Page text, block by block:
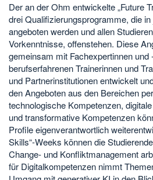
Der an der Ohm entwickelte „Future
drei Qualifizierungsprogramme, die
angeboten werden und allen
Vorkenntnisse, offenstehen. Diese
gemeinsam mit Fachexpertinnen
berufserfahrenen Trainerinnen und
und Partnerinstitutionen entwickelt
den Angeboten aus den Bereichen
technologische Kompetenzen,
und transformative Kompetenzen
Profile eigenverantwortlich
Skills“-Weeks können die
Change- und Konfliktmanagement
für Digitalkompetenzen nimmt